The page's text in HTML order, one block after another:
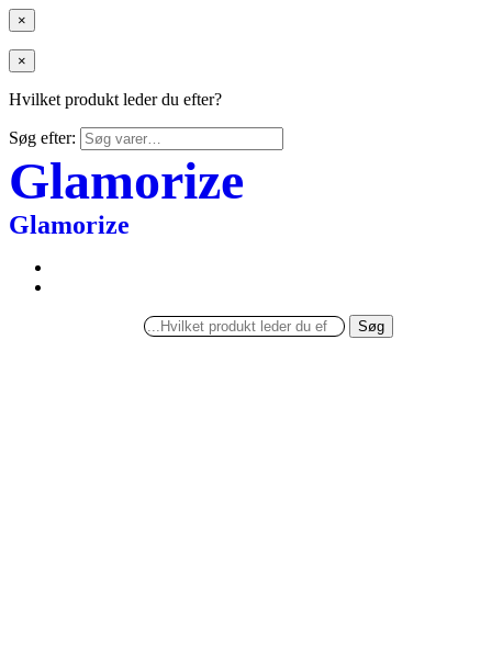
×
×
Hvilket produkt leder du efter?
Søg efter:
Glamorize
Glamorize
Søg